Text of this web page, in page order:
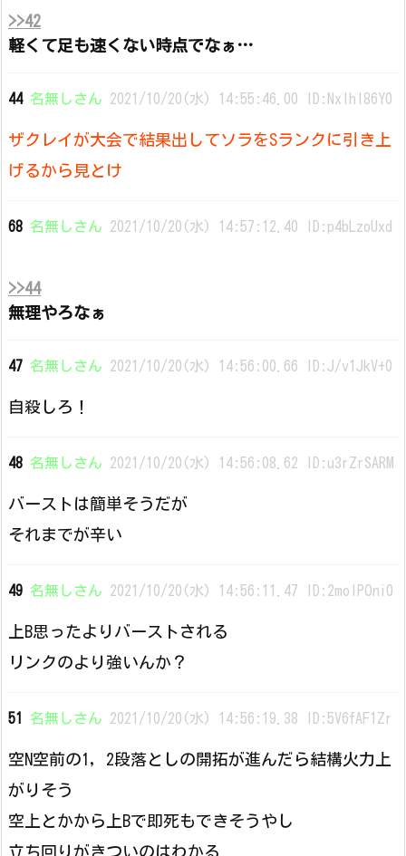
>>42
軽くて足も速くない時点でなぁ…
44 名無しさん 2021/10/20(水) 14:55:46.00 ID:Nxlhl86Y0
ザクレイが大会で結果出してソラをSランクに引き上
げるから見とけ
68 名無しさん 2021/10/20(水) 14:57:12.40 ID:p4bLzoUxd
>>44
無理やろなぁ
47 名無しさん 2021/10/20(水) 14:56:00.66 ID:J/v1JkV+0
自殺しろ！
48 名無しさん 2021/10/20(水) 14:56:08.62 ID:u3rZrSARM
バーストは簡単そうだが
それまでが辛い
49 名無しさん 2021/10/20(水) 14:56:11.47 ID:2moIPOni0
上B思ったよりバーストされる
リンクのより強いんか？
51 名無しさん 2021/10/20(水) 14:56:19.38 ID:5V6fAF1Zr
空N空前の1, 2段落としの開拓が進んだら結構火力上
がりそう
空上とかから上Bで即死もできそうやし
立ち回りがきついのはわかる